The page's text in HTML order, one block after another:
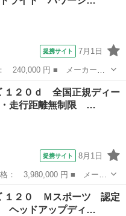
提携サイト 7月1日
■ グレード名： １２０
イト パワーシート 純正
１２０ｄ 全国正規ディー
・走行距離無制限 …
提携サイト 8月1日
■ グレード名： １２０
走行距離無制限 弊社デモン
１２０ Ｍスポーツ 認定
ヘッドアップディ…